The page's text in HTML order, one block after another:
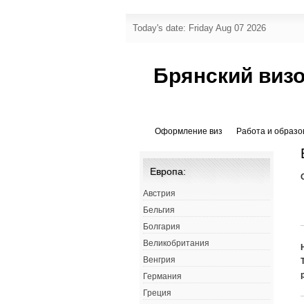
Today's date: Friday Aug 07 2026
Брянский
Оформление виз Работа и
Европа:
Австрия
Бельгия
Болгария
Великобритания
Венгрия
Германия
Греция